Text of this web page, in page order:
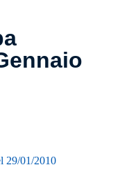
29/01/2010